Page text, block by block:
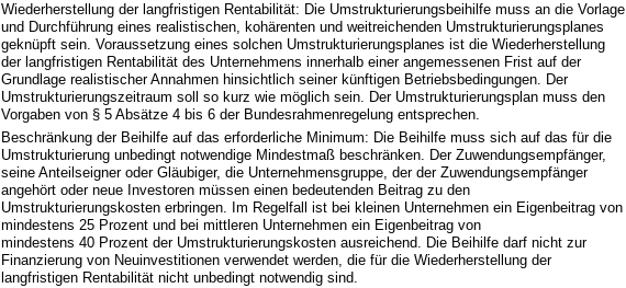
Wiederherstellung der langfristigen Rentabilität: Die Umstrukturierungsbeihilfe muss an die Vorlage
und Durchführung eines realistischen, kohärenten und weitreichenden Umstrukturierungsplanes
geknüpft sein. Voraussetzung eines solchen Umstrukturierungsplanes ist die Wiederherstellung
der langfristigen Rentabilität des Unternehmens innerhalb einer angemessenen Frist auf der
Grundlage realistischer Annahmen hinsichtlich seiner künftigen Betriebsbedingungen. Der
Umstrukturierungszeitraum soll so kurz wie möglich sein. Der Umstrukturierungsplan muss den
Vorgaben von § 5 Absätze 4 bis 6 der Bundesrahmenregelung entsprechen.
Beschränkung der Beihilfe auf das erforderliche Minimum: Die Beihilfe muss sich auf das für die
Umstrukturierung unbedingt notwendige Mindestmaß beschränken. Der Zuwendungsempfänger,
seine Anteilseigner oder Gläubiger, die Unternehmensgruppe, der der Zuwendungsempfänger
angehört oder neue Investoren müssen einen bedeutenden Beitrag zu den
Umstrukturierungskosten erbringen. Im Regelfall ist bei kleinen Unternehmen ein Eigenbeitrag von
mindestens 25 Prozent und bei mittleren Unternehmen ein Eigenbeitrag von
mindestens 40 Prozent der Umstrukturierungskosten ausreichend. Die Beihilfe darf nicht zur
Finanzierung von Neuinvestitionen verwendet werden, die für die Wiederherstellung der
langfristigen Rentabilität nicht unbedingt notwendig sind.